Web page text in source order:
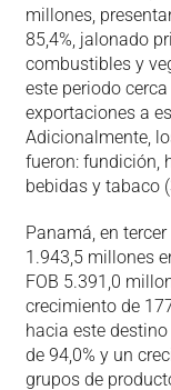
millones,
85,4%, jalonado
combustibles y
este periodo
exportaciones a
Adicionalmente,
fueron: fundición,
bebidas y tabaco
Panamá, en
1.943,5 millones
FOB 5.391,0
crecimiento de
hacia este
de 94,0% y un
grupos de